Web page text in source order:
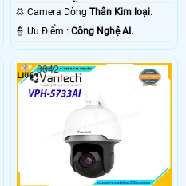
Ngoại 60m Hồng Ngoại SMD.
💢 Camera DòngThân Kim loại.
️👮 Ưu Điểm :Công Nghệ AI.
3042